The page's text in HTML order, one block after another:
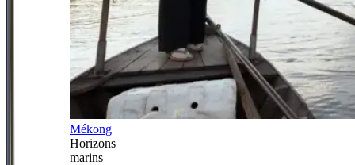
Mékong
Horizons
marins